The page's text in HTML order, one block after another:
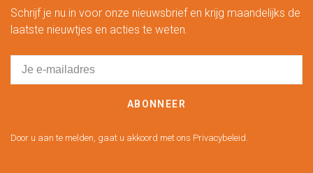
Schrijf je nu in voor onze nieuwsbrief en krijg maandelijks de
laatste nieuwtjes en acties te weten.
ABONNEER
Door u aan te melden, gaat u akkoord met ons Privacybeleid.